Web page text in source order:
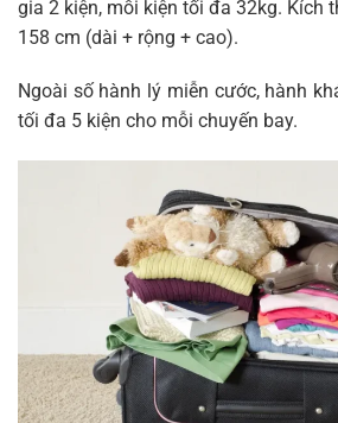
gia 2 kiện, mỗi kiện tối đa 32kg. Kích
158 cm (dài + rộng + cao).
Ngoài số hành lý miễn cước, hành
tối đa 5 kiện cho mỗi chuyến bay.